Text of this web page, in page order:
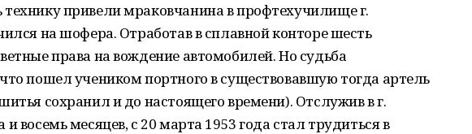
технику привели мраковчанина в профтехучилище г.
на шофера. Отработав в сплавной конторе шесть
права на вождение автомобилей. Но судьба
пошел учеником портного в существовавшую тогда артель
сохранил и до настоящего времени). Отслужив в г.
восемь месяцев, с 20 марта 1953 года стал трудиться в